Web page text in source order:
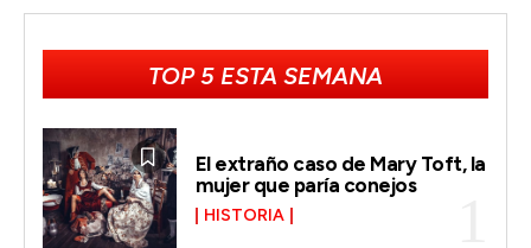
TOP 5 ESTA SEMANA
El extraño caso de Mary Toft, la
mujer que paría conejos
HISTORIA